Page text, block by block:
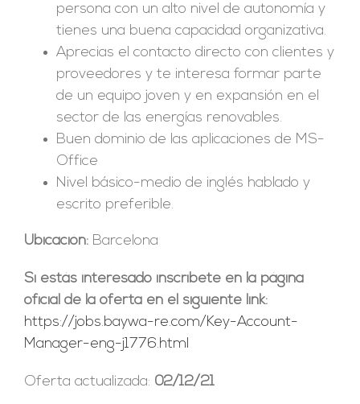
persona con un alto nivel de autonomía y
tienes una buena capacidad organizativa.
Aprecias el contacto directo con clientes y
proveedores y te interesa formar parte
de un equipo joven y en expansión en el
sector de las energías renovables.
Buen dominio de las aplicaciones de MS-
Office
Nivel básico-medio de inglés hablado y
escrito preferible.
Ubicación: Barcelona
Si estás interesado inscríbete en la página
oficial de la oferta en el siguiente link:
https://jobs.baywa-re.com/Key-Account-
Manager-eng-j1776.html
Oferta actualizada: 02/12/21